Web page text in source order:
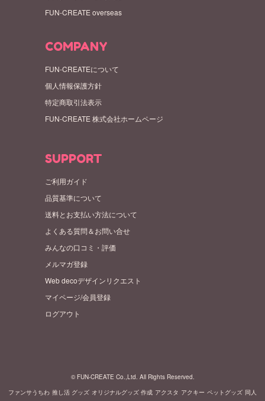
FUN-CREATE overseas
COMPANY
FUN-CREATEについて
個人情報保護方針
特定商取引法表示
FUN-CREATE 株式会社ホームページ
SUPPORT
ご利用ガイド
品質基準について
送料とお支払い方法について
よくある質問＆お問い合せ
みんなの口コミ・評価
メルマガ登録
Web decoデザインリクエスト
マイページ/会員登録
ログアウト
© FUN-CREATE Co.,Ltd. All Rights Reserved.
ファンサうちわ 推し活 グッズ オリジナルグッズ 作成 アクスタ アクキー ペットグッズ 同人